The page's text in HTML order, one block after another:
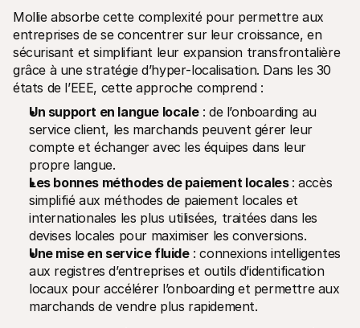
Mollie absorbe cette complexité pour permettre aux
entreprises de se concentrer sur leur croissance, en
sécurisant et simplifiant leur expansion transfrontalière
grâce à une stratégie d’hyper‑localisation. Dans les 30
états de l’EEE, cette approche comprend :
Un support en langue locale : de l’onboarding au
service client, les marchands peuvent gérer leur
compte et échanger avec les équipes dans leur
propre langue.
Les bonnes méthodes de paiement locales : accès
simplifié aux méthodes de paiement locales et
internationales les plus utilisées, traitées dans les
devises locales pour maximiser les conversions.
Une mise en service fluide : connexions intelligentes
aux registres d’entreprises et outils d’identification
locaux pour accélérer l’onboarding et permettre aux
marchands de vendre plus rapidement.